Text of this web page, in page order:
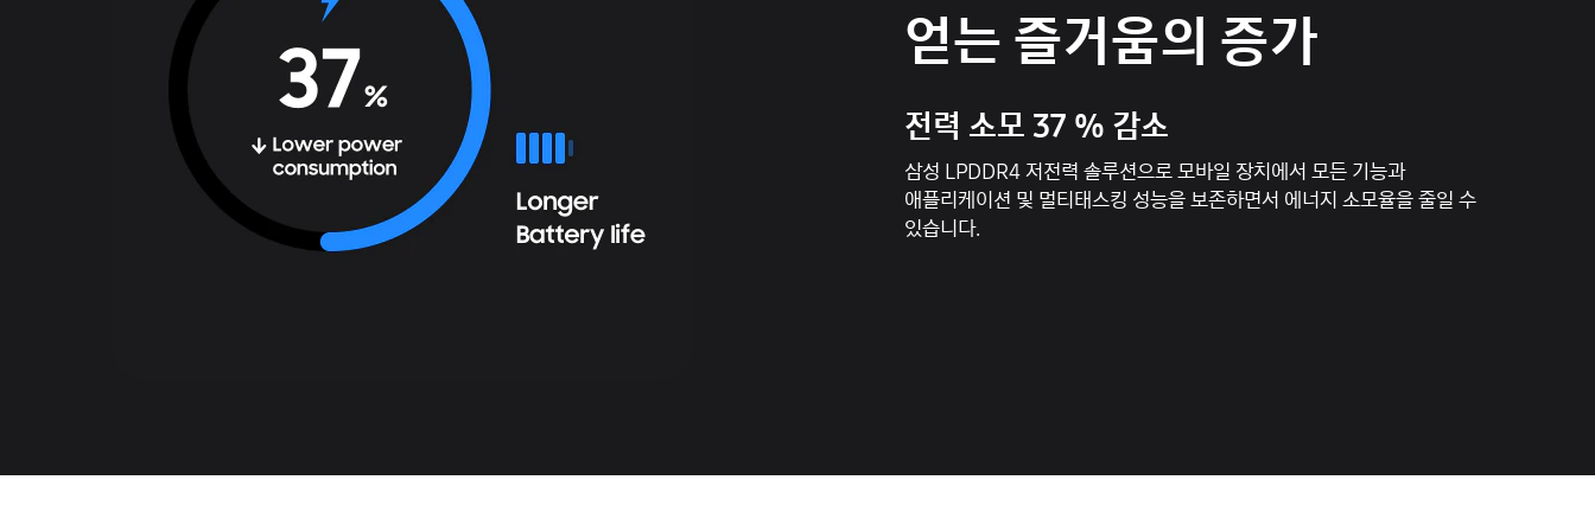
얻는 즐거움의 증가
전력 소모 37 % 감소
삼성 LPDDR4 저전력 솔루션으로 모바일 장치에서 모든 기능과
애플리케이션 및 멀티태스킹 성능을 보존하면서 에너지 소모율을 줄일 수
있습니다.